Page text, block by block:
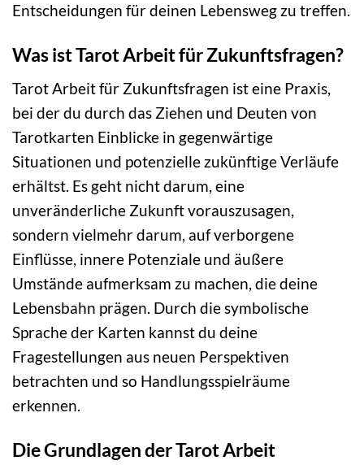
Entscheidungen für deinen Lebensweg zu treffen.
Was ist Tarot Arbeit für Zukunftsfragen?
Tarot Arbeit für Zukunftsfragen ist eine Praxis,
bei der du durch das Ziehen und Deuten von
Tarotkarten Einblicke in gegenwärtige
Situationen und potenzielle zukünftige Verläufe
erhältst. Es geht nicht darum, eine
unveränderliche Zukunft vorauszusagen,
sondern vielmehr darum, auf verborgene
Einflüsse, innere Potenziale und äußere
Umstände aufmerksam zu machen, die deine
Lebensbahn prägen. Durch die symbolische
Sprache der Karten kannst du deine
Fragestellungen aus neuen Perspektiven
betrachten und so Handlungsspielräume
erkennen.
Die Grundlagen der Tarot Arbeit